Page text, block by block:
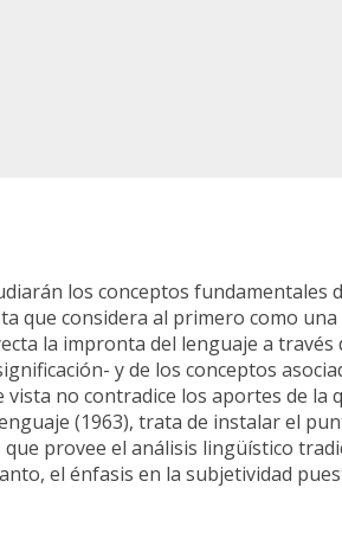
los conceptos
que considera al primero como
la impronta del lenguaje a
y de los conceptos
no contradice los aportes de la
(1963), trata de instalar el
provee el análisis lingüístico
el énfasis en la subjetividad